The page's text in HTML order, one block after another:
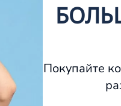
Покупайте